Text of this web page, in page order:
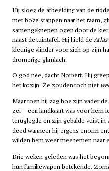
Hij sloeg de afbeelding van de
met boze stappen naar het raam,
samengeknepen ogen door de
naast de tuintafel. Hij hield de Atlas
kleurige vlinder voor zich op zijn
dromerige glimlach.
O god nee, dacht Norbert. Hij
het kozijn. Ze zouden toch niet
Maar toen hij zag hoe zijn vader
zei – een landkaart was voor hem
teruglegde en zijn gebalde vuist in
deed wanneer hij ergens enorm
wilden hem weer meenemen naar
Drie weken geleden was het
hun familiewapen betekende.